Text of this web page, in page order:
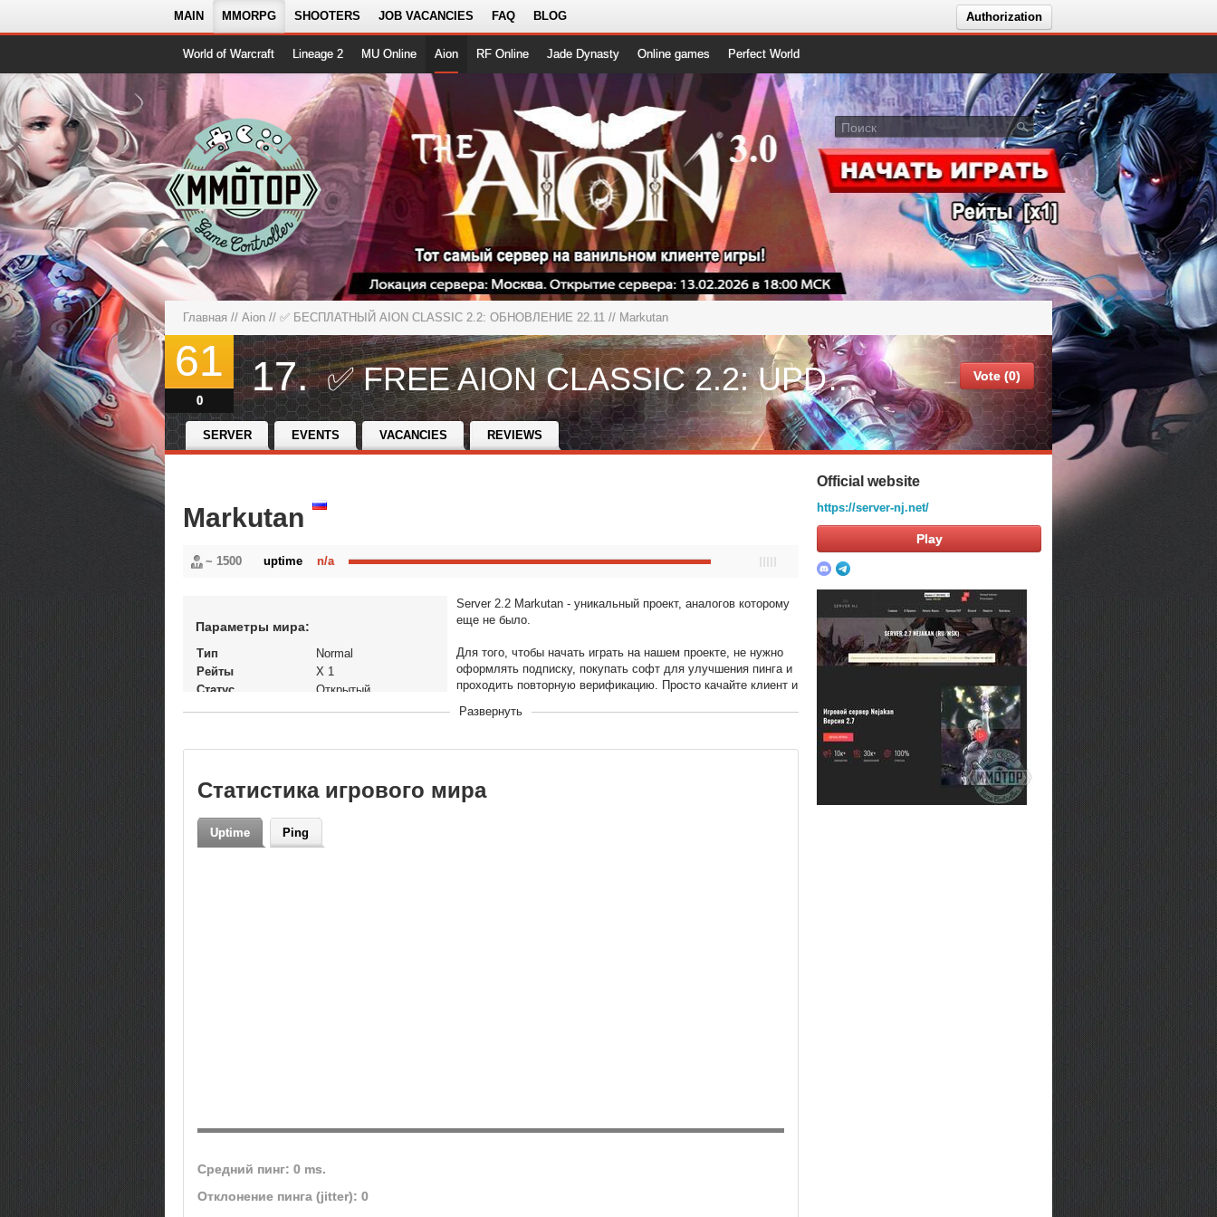
MAIN MMORPG SHOOTERS JOB VACANCIES FAQ BLOG Authorization
World of Warcraft Lineage 2 MU Online Aion RF Online Jade Dynasty Online games Perfect World
Главная // Aion // ✅ БЕСПЛАТНЫЙ AION CLASSIC 2.2: ОБНОВЛЕНИЕ 22.11 // Markutan
61
0
17. ✅ FREE AION CLASSIC 2.2: UPDATE 11/22 Markutan Vote (0)
SERVER EVENTS VACANCIES REVIEWS
Markutan
~ 1500 n/a
uptime
Параметры мира:
Тип
Normal
Рейты
X 1
Статус
Открытый
Server 2.2 Markutan - уникальный проект, аналогов которому
еще не было.
Для того, чтобы начать играть на нашем проекте, не нужно
оформлять подписку, покупать софт для улучшения пинга и
проходить повторную верификацию. Просто качайте клиент и
Развернуть
Статистика игрового мира
Uptime Ping
Средний пинг: 0 ms.
Отклонение пинга (jitter): 0
Official website
https://server-nj.net/
Play